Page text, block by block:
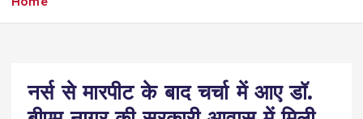
t
नर्स से मारपीट के बाद चर्चा में आए डॉ.